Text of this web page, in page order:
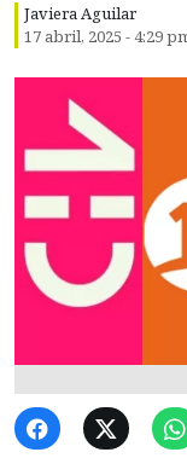
Javiera Aguilar
17 abril, 2025 - 4:29